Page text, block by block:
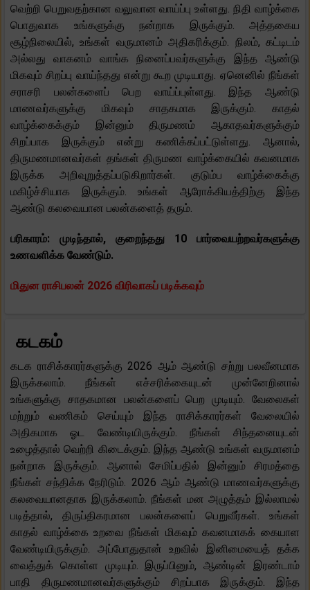
வெற்றி பெறுவதற்கான வலுவான வாய்ப்பு உள்ளது. நிதி வாழ்க்கை
பொதுவாக உங்களுக்கு நன்றாக இருக்கும். அத்தகைய
சூழ்நிலையில், உங்கள் வருமானம் அதிகரிக்கும். நிலம், கட்டிடம்
அல்லது வாகனம் வாங்க நினைப்பவர்களுக்கு இந்த ஆண்டு
மிகவும் சிறப்பு வாய்ந்தது என்று கூற முடியாது. ஏனெனில் நீங்கள்
சராசரி பலன்களைப் பெற வாய்ப்புள்ளது. இந்த ஆண்டு
மாணவர்களுக்கு மிகவும் சாதகமாக இருக்கும். காதல்
வாழ்க்கைக்கும் இன்னும் திருமணம் ஆகாதவர்களுக்கும்
சிறப்பாக இருக்கும் என்று கணிக்கப்பட்டுள்ளது. ஆனால்,
திருமணமானவர்கள் தங்கள் திருமண வாழ்க்கையில் கவனமாக
இருக்க அறிவுறுத்தப்படுகிறார்கள். குடும்ப வாழ்க்கைக்கு
மகிழ்ச்சியாக இருக்கும். உங்கள் ஆரோக்கியத்திற்கு இந்த
ஆண்டு கலவையான பலன்களைத் தரும்.
பரிகாரம்: முடிந்தால், குறைந்தது 10 பார்வையற்றவர்களுக்கு
உணவளிக்க வேண்டும்.
மிதுன ராசிபலன் 2026 விரிவாகப் படிக்கவும்
கடகம்
கடக ராசிக்காரர்களுக்கு 2026 ஆம் ஆண்டு சற்று பலவீனமாக
இருக்கலாம். நீங்கள் எச்சரிக்கையுடன் முன்னேறினால்
உங்களுக்கு சாதகமான பலன்களைப் பெற முடியும். வேலைகள்
மற்றும் வணிகம் செய்யும் இந்த ராசிக்காரர்கள் வேலையில்
அதிகமாக ஓட வேண்டியிருக்கும். நீங்கள் சிந்தனையுடன்
உழைத்தால் வெற்றி கிடைக்கும். இந்த ஆண்டு உங்கள் வருமானம்
நன்றாக இருக்கும். ஆனால் சேமிப்பதில் இன்னும் சிரமத்தை
நீங்கள் சந்திக்க நேரிடும். 2026 ஆம் ஆண்டு மாணவர்களுக்கு
கலவையானதாக இருக்கலாம். நீங்கள் மன அழுத்தம் இல்லாமல்
படித்தால், திருப்திகரமான பலன்களைப் பெறுவீர்கள். உங்கள்
காதல் வாழ்க்கை உறவை நீங்கள் மிகவும் கவனமாகக் கையாள
வேண்டியிருக்கும். அப்போதுதான் உறவில் இனிமையைத் தக்க
வைத்துக் கொள்ள முடியும். இருப்பினும், ஆண்டின் இரண்டாம்
பாதி திருமணமானவர்களுக்கும் சிறப்பாக இருக்கும். இந்த